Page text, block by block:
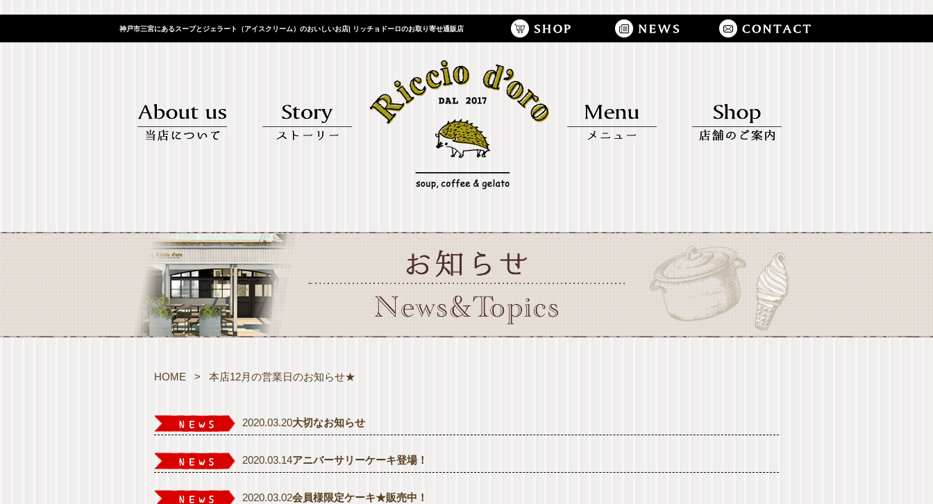
神戸市三宮にあるスープとジェラート（アイスクリーム）のおいしいお店| リッチョドーロのお取り寄せ通販店
HOME > 本店12月の営業日のお知らせ★
2020.03.20大切なお知らせ
2020.03.14アニバーサリーケーキ登場！
2020.03.02会員様限定ケーキ★販売中！